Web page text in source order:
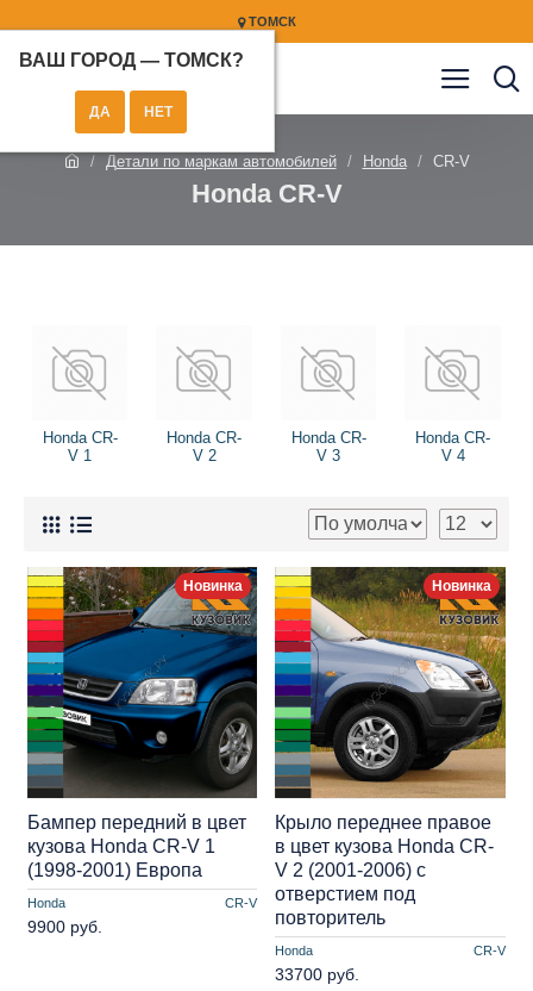
ТОМСК
ВАШ ГОРОД — ТОМСК?
Детали по маркам автомобилей Honda CR-V
Honda CR-V
Honda CR-
V 1
Honda CR-
V 2
Honda CR-
V 3
Honda CR-
V 4
Новинка
Honda CR-V
Бампер передний в цвет
кузова Honda CR-V 1
(1998-2001) Европа
9900 руб.
Новинка
Honda CR-V
Крыло переднее правое
в цвет кузова Honda CR-
V 2 (2001-2006) с
отверстием под
повторитель
33700 руб.